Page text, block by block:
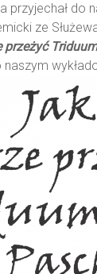
przyjechał do
ze
przeżyć
naszym